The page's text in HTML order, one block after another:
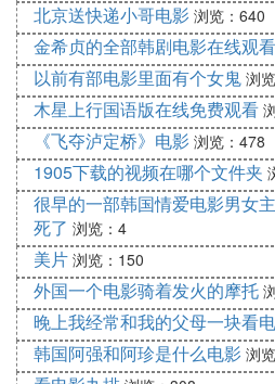
【神探夏洛克:福至如归】
一系列看上去似乎毫无关联的
印度再到德国。夏洛克·福尔
但一些人不太确信他已经死了
【对话的维度】
这部片子是Jan Svankmajer
the Surreal”里的一部，也许
从荒诞中(或曰“超现实”中)发
师，相对于在作品中用上真人
一堆的木偶、日常器具、黏土
掌间，使这些乱七八糟的质
感染力。
北京送快递小哥电影 浏览：640
金希贞的全部韩剧电影在线观看
以前有部电影里面有个女鬼 浏
木星上行国语版在线免费观看
《飞夺泸定桥》电影 浏览：478
1905下载的视频在哪个文件夹
很早的一部韩国情爱电影男女
死了 浏览：4
美片 浏览：150
外国一个电影骑着发火的摩托
晚上我经常和我的父母一块看
韩国阿强和阿珍是什么电影 浏